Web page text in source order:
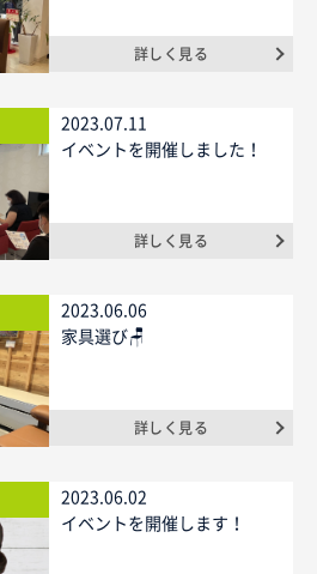
詳しく見る
2023.07.11
イベントを開催しました！
詳しく見る
2023.06.06
家具選び🪑
詳しく見る
2023.06.02
イベントを開催します！